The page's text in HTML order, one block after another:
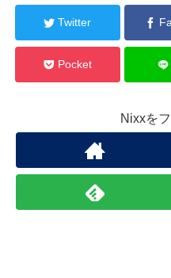
Twitter
Pocket
Nixxを